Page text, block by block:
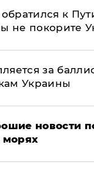
к
не покорите
за
Украины
новости
морях